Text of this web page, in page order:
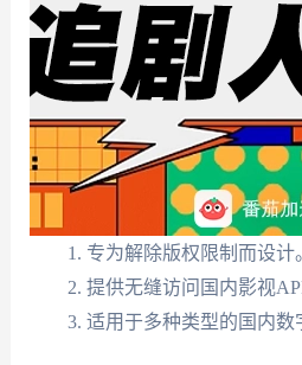
专为解除版权限制而设计
提供无缝访问国内影视
适用于多种类型的国内数